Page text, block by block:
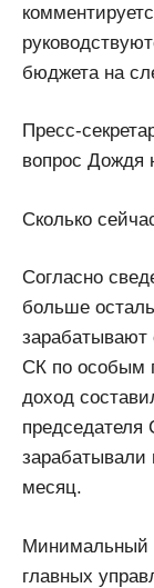
бюджета на
Пресс-
вопрос Дождя
Сколько
Согласно
больше
СК по особым
доход
председателя
зарабатывали
месяц.
Минимальный
главных